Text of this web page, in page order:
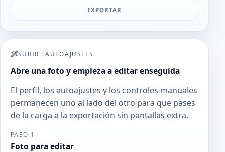
EXPORTAR
SUBIR ·AUTOAJUSTES
Abre una foto y empieza a editar enseguida
El perfil, los autoajustes y los controles manuales
permanecen uno al lado del otro para que pases
de la carga a la exportación sin pantallas extra.
PASO 1
Foto para editar